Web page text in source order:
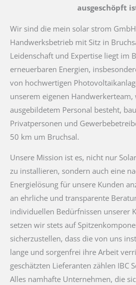
ausgeschöpft
Wir sind die mein solar strom
Handwerksbetrieb mit Sitz in
Leidenschaft und Expertise liegt im
erneuerbaren Energien,
von hochwertigen
unserem eigenen Handwerkerteam,
ausgebildetem Personal besteht,
Privatpersonen und
50 km um Bruchsal.
Unsere Mission ist es, nicht nur
zu installieren, sondern auch eine
Energielösung für unsere Kunden
an ehrliche und transparente
individuellen Bedürfnissen unserer
setzen wir stets auf
sicherzustellen, dass die von uns
lange und sorgenfrei ihre Arbeit
geschätzten Lieferanten zählen IBC
Alles namhafte Unternehmen, die